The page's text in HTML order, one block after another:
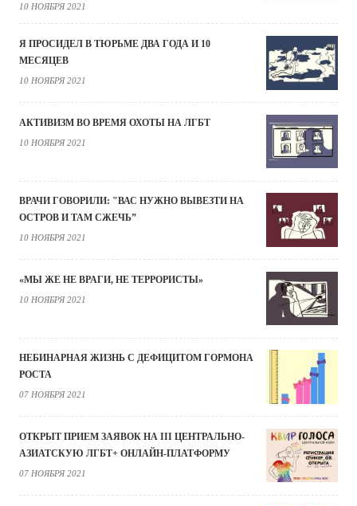
10 НОЯБРЯ 2021
Я ПРОСИДЕЛ В ТЮРЬМЕ ДВА ГОДА И 10
МЕСЯЦЕВ
10 НОЯБРЯ 2021
АКТИВИЗМ ВО ВРЕМЯ ОХОТЫ НА ЛГБТ
10 НОЯБРЯ 2021
ВРАЧИ ГОВОРИЛИ: "ВАС НУЖНО ВЫВЕЗТИ НА
ОСТРОВ И ТАМ СЖЕЧЬ”
10 НОЯБРЯ 2021
«МЫ ЖЕ НЕ ВРАГИ, НЕ ТЕРРОРИСТЫ»
10 НОЯБРЯ 2021
НЕБИНАРНАЯ ЖИЗНЬ С ДЕФИЦИТОМ ГОРМОНА
РОСТА
07 НОЯБРЯ 2021
ОТКРЫТ ПРИЕМ ЗАЯВОК НА III ЦЕНТРАЛЬНО-
АЗИАТСКУЮ ЛГБТ+ ОНЛАЙН-ПЛАТФОРМУ
07 НОЯБРЯ 2021